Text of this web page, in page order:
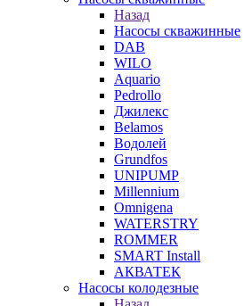
Назад
Насосы скважинные
DAB
WILO
Aquario
Pedrollo
Джилекс
Belamos
Водолей
Grundfos
UNIPUMP
Millennium
Omnigena
WATERSTRY
ROMMER
SMART Install
АКВАТЕК
Насосы колодезные